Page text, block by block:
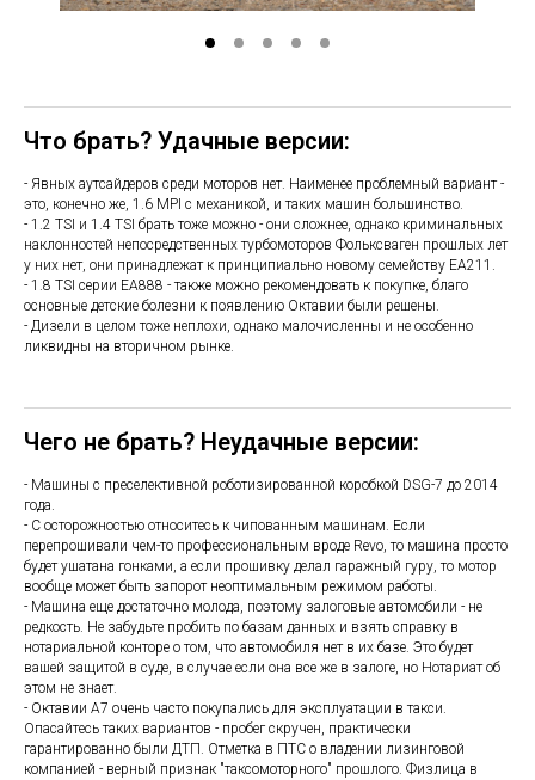
Что брать? Удачные версии:
- Явных аутсайдеров среди моторов нет. Наименее проблемный вариант -
это, конечно же, 1.6 MPI с механикой, и таких машин большинство.
- 1.2 TSI и 1.4 TSI брать тоже можно - они сложнее, однако криминальных
наклонностей непосредственных турбомоторов Фольксваген прошлых лет
у них нет, они принадлежат к принципиально новому семейству ЕА211.
- 1.8 TSI серии ЕА888 - также можно рекомендовать к покупке, благо
основные детские болезни к появлению Октавии были решены.
- Дизели в целом тоже неплохи, однако малочисленны и не особенно
ликвидны на вторичном рынке.
Чего не брать? Неудачные версии:
- Машины с преселективной роботизированной коробкой DSG-7 до 2014
года.
- С осторожностью относитесь к чипованным машинам. Если
перепрошивали чем-то профессиональным вроде Revo, то машина просто
будет ушатана гонками, а если прошивку делал гаражный гуру, то мотор
вообще может быть запорот неоптимальным режимом работы.
- Машина еще достаточно молода, поэтому залоговые автомобили - не
редкость. Не забудьте пробить по базам данных и взять справку в
нотариальной конторе о том, что автомобиля нет в их базе. Это будет
вашей защитой в суде, в случае если она все же в залоге, но Нотариат об
этом не знает.
- Октавии А7 очень часто покупались для эксплуатации в такси.
Опасайтесь таких вариантов - пробег скручен, практически
гарантированно были ДТП. Отметка в ПТС о владении лизинговой
компанией - верный признак "таксомоторного" прошлого. Физлица в